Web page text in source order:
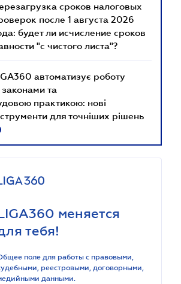
сроков налоговых
после 1 августа 2026
будет ли исчисление сроков
"с чистого листа"?
автоматизує роботу
законами та
практикою: нові
для точніших рішень
меняется
тебя!
поле для работы с правовыми,
реестровыми, договорными,
данными.